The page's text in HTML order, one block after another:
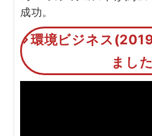
成功。
環境ビジネス
ました